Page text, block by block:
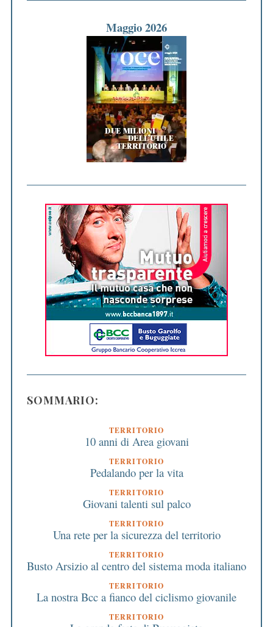
Maggio 2026
SOMMARIO:
TERRITORIO
10 anni di Area giovani
TERRITORIO
Pedalando per la vita
TERRITORIO
Giovani talenti sul palco
TERRITORIO
Una rete per la sicurezza del territorio
TERRITORIO
Busto Arsizio al centro del sistema moda italiano
TERRITORIO
La nostra Bcc a fianco del ciclismo giovanile
TERRITORIO